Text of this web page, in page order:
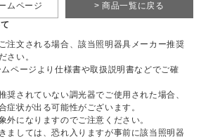
> 商品一覧に戻る
ムページ
注文される場合、該当照明器具メーカー推奨
さい。
ページより仕様書や取扱説明書などでご確
奨されていない調光器でご使用された場合、
症状が出る可能性がございます。
外になりますのでご注意ください。
ましては、恐れ入りますが事前に該当照明器